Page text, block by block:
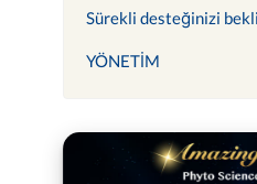
Sürekli desteğinizi
YÖNETİM